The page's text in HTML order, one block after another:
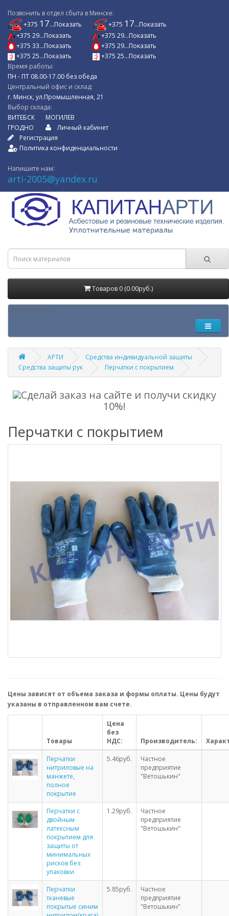
Позвонить в отдел сбыта в Минске:
+375 17...Показать
+375 29...Показать
+375 33...Показать
+375 25...Показать
+375 17...Показать
+375 29...Показать
+375 29...Показать
+375 25...Показать
Время работы:
ПН - ПТ 08.00-17.00 без обеда
Центральный офис и склад:
г. Минск, ул.Промышленная, 21
Выбор склада:
ВИТЕБСК
ГРОДНО
МОГИЛЕВ
Личный кабинет
Регистрация
Политика конфиденциальности
Напишите нам:
arti-2005@yandex.ru
Товаров 0 (0.00руб.)
Информация
АРТИ
Средства индивидуальной защиты
Средства защиты рук
Перчатки с покрытием
Сделай заказ на сайте и получи скидку
10%!
Перчатки с покрытием
Цены зависят от объема заказа и формы оплаты. Цены будут
указаны в отправленном вам счете.
Товары
Цена
без
НДС:
Производитель:
Перчатки
нитриловые на
манжете,
полное
покрытие
5.46руб.
Частное
предприятие
"Ветошькин"
Перчатки с
двойным
латексным
покрытием для
защиты от
минимальных
рисков без
упаковки
1.29руб.
Частное
предприятие
"Ветошькин"
Перчатки
тканевые
покрытые синим
5.85руб.
Частное
предприятие
"Ветошькин"